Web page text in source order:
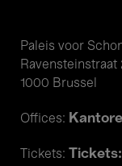
Paleis voor
Ravensteinstraat
1000 Brussel
Offices:
Tickets: